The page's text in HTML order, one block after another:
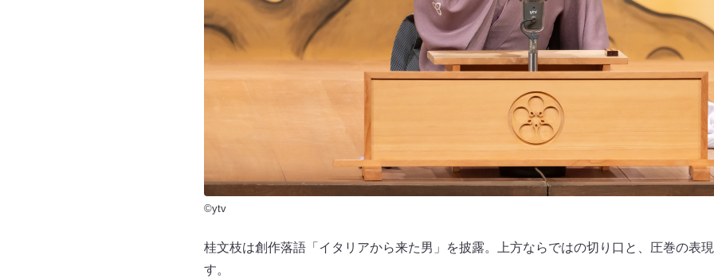
©ytv
桂文枝は創作落語「イタリアから来た男」を披露。上方ならではの切り口と、圧巻の表
す。